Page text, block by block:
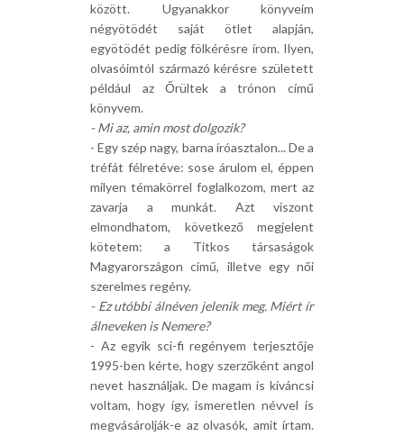
között. Ugyanakkor könyveim
négyötödét saját ötlet alapján,
egyötödét pedig fölkérésre írom. Ilyen,
olvasóimtól származó kérésre született
például az Őrültek a trónon című
könyvem.
- Mi az, amin most dolgozik?
- Egy szép nagy, barna íróasztalon... De a
tréfát félretéve: sose árulom el, éppen
milyen témakörrel foglalkozom, mert az
zavarja a munkát. Azt viszont
elmondhatom, következő megjelent
kötetem: a Titkos társaságok
Magyarországon című, illetve egy női
szerelmes regény.
- Ez utóbbi álnéven jelenik meg. Miért ír
álneveken is Nemere?
- Az egyik sci-fi regényem terjesztője
1995-ben kérte, hogy szerzőként angol
nevet használjak. De magam is kíváncsi
voltam, hogy így, ismeretlen névvel is
megvásárolják-e az olvasók, amit írtam.